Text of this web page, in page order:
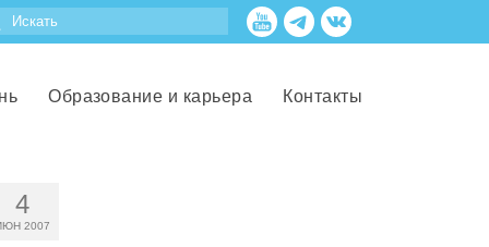
Образование и карьера Контакты
4
2007